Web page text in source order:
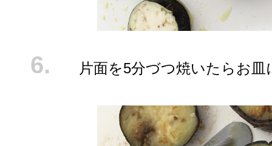
片面を5分づつ焼いたらお皿